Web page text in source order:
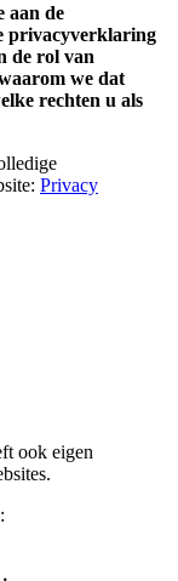
aan de
privacyverklaring
de rol van
we dat
rechten u als
Privacy
ook eigen